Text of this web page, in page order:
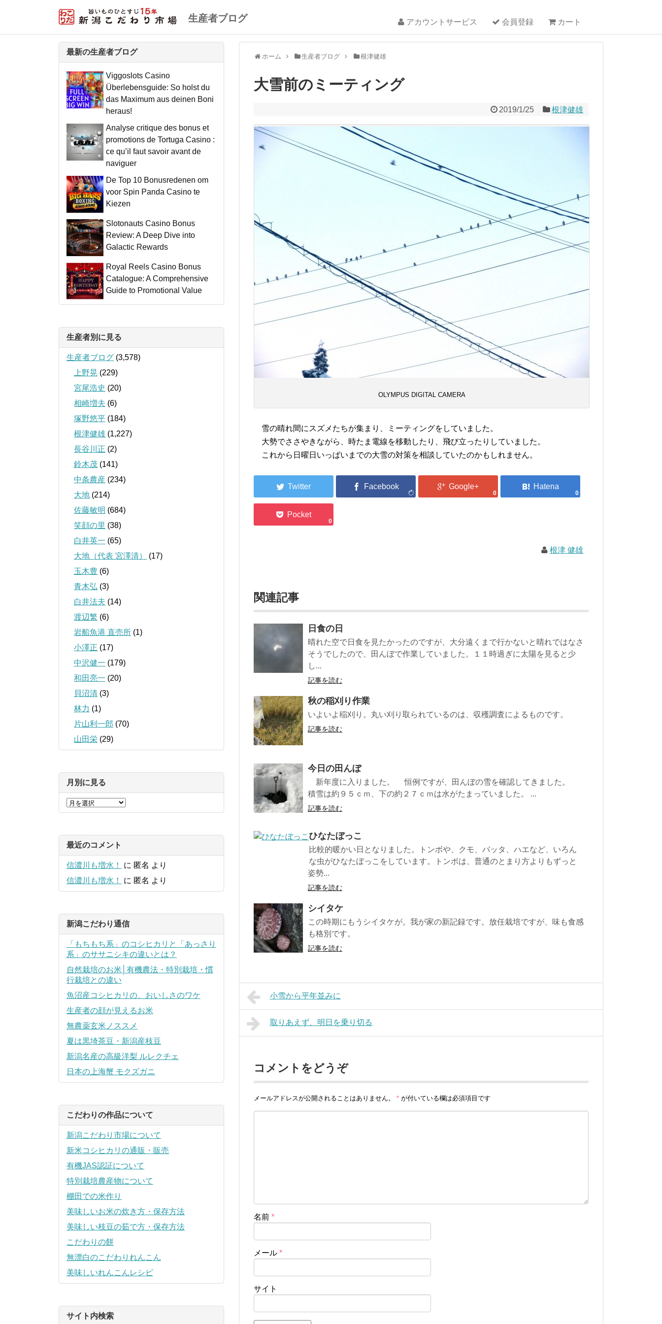
生産者ブログ アカウントサービス 会員登録 カート
ホーム 生産者ブログ 根津健雄
大雪前のミーティング
2019/1/25 根津健雄
OLYMPUS DIGITAL CAMERA
雪の晴れ間にスズメたちが集まり、ミーティングをしていました。
大勢でささやきながら、時たま電線を移動したり、飛び立ったりしていました。
これから日曜日いっぱいまでの大雪の対策を相談していたのかもしれません。
0 0
0
根津 健雄
関連記事
日食の日
晴れた空で日食を見たかったのですが、大分遠くまで行かないと晴れではなさ
そうでしたので、田んぼで作業していました。１１時過ぎに太陽を見ると少
し...
記事を読む
秋の稲刈り作業
いよいよ稲刈り。丸い刈り取られているのは、収穫調査によるものです。
記事を読む
今日の田んぼ
新年度に入りました。 恒例ですが、田んぼの雪を確認してきました。
積雪は約９５ｃｍ、下の約２７ｃｍは水がたまっていました。 ...
記事を読む
ひなたぼっこ
比較的暖かい日となりました。トンボや、クモ、バッタ、ハエなど、いろん
な虫がひなたぼっこをしています。トンボは、普通のとまり方よりもずっと
姿勢...
記事を読む
シイタケ
この時期にもうシイタケが。我が家の新記録です。放任栽培ですが、味も食感
も格別です。
記事を読む
小雪から平年並みに
取りあえず、明日を乗り切る
コメントをどうぞ
メールアドレスが公開されることはありません。 * が付いている欄は必須項目です
名前 *
メール *
サイト
最新の生産者ブログ
Viggoslots Casino
Überlebensguide: So holst du
das Maximum aus deinen Boni
heraus!
Analyse critique des bonus et
promotions de Tortuga Casino :
ce qu’il faut savoir avant de
naviguer
De Top 10 Bonusredenen om
voor Spin Panda Casino te
Kiezen
Slotonauts Casino Bonus
Review: A Deep Dive into
Galactic Rewards
Royal Reels Casino Bonus
Catalogue: A Comprehensive
Guide to Promotional Value
生産者別に見る
生産者ブログ (3,578)
上野晃 (229)
宮尾浩史 (20)
相崎増夫 (6)
塚野悠平 (184)
根津健雄 (1,227)
長谷川正 (2)
鈴木茂 (141)
中条農産 (234)
大地 (214)
佐藤敏明 (684)
笑顔の里 (38)
白井英一 (65)
大地（代表 宮澤清）
(17)
玉木豊 (6)
青木弘 (3)
白井法夫 (14)
渡辺繁 (6)
岩船魚港 直売所 (1)
小澤正 (17)
中沢健一 (179)
和田亮一 (20)
貝沼清 (3)
林力 (1)
片山利一郎 (70)
山田栄 (29)
月別に見る
最近のコメント
信濃川も増水！ に 匿名 より
信濃川も増水！
に 匿名 より
新潟こだわり通信
「もちもち系」のコシヒカリと「あっさり
系」のササニシキの違いとは？
自然栽培のお米│有機農法・特別栽培・慣
行栽培との違い
魚沼産コシヒカリの、おいしさのワケ
生産者の顔が見えるお米
無農薬玄米ノススメ
夏は黒埼茶豆・新潟産枝豆
新潟名産の高級洋梨 ルレクチェ
日本の上海蟹 モクズガニ
こだわりの作品について
新潟こだわり市場について
新米コシヒカリの通販・販売
有機JAS認証について
特別栽培農産物について
棚田での米作り
美味しいお米の炊き方・保存方法
美味しい枝豆の茹で方・保存方法
こだわりの餅
無漂白のこだわりれんこん
美味しいれんこんレシピ
サイト内検索